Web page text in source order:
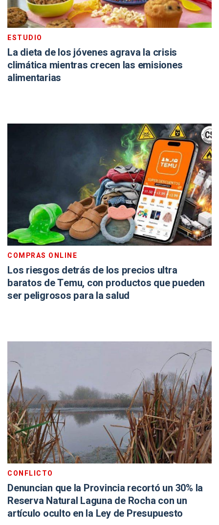
ESTUDIO
La dieta de los jóvenes agrava la crisis
climática mientras crecen las emisiones
alimentarias
COMPRAS ONLINE
Los riesgos detrás de los precios ultra
baratos de Temu, con productos que pueden
ser peligrosos para la salud
CONFLICTO
Denuncian que la Provincia recortó un 30% la
Reserva Natural Laguna de Rocha con un
artículo oculto en la Ley de Presupuesto